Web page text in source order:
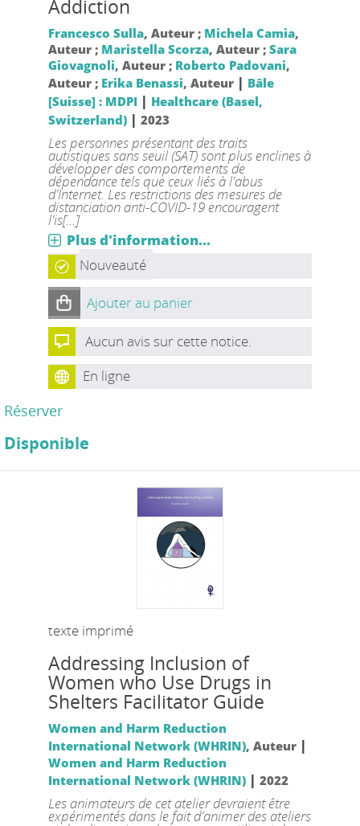
Addiction
Francesco Sulla, Auteur ; Michela Camia,
Auteur ; Maristella Scorza, Auteur ; Sara
Giovagnoli, Auteur ; Roberto Padovani,
Auteur ; Erika Benassi, Auteur | Bâle
[Suisse] : MDPI | Healthcare (Basel,
Switzerland)| 2023
Les personnes présentant des traits
autistiques sans seuil (SAT) sont plus enclines à
développer des comportements de
dépendance tels que ceux liés à l'abus
d'Internet. Les restrictions des mesures de
distanciation anti-COVID-19 encouragent
l'is[...]
Plus d'information...
Nouveauté
Ajouter au panier
Aucun avis sur cette notice.
En ligne
Réserver
Disponible
texte imprimé
Addressing Inclusion of
Women who Use Drugs in
Shelters Facilitator Guide
Women and Harm Reduction
International Network (WHRIN), Auteur |
Women and Harm Reduction
International Network (WHRIN)| 2022
Les animateurs de cet atelier devraient être
expérimentés dans le fait d'animer des ateliers